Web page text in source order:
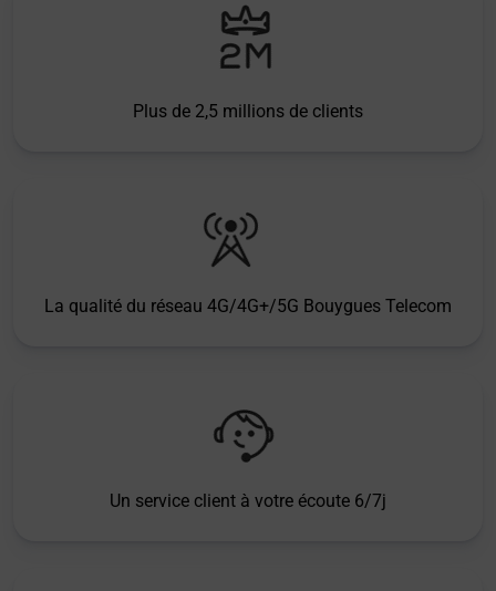
Plus de 2,5 millions de clients
La qualité du réseau 4G/4G+/5G Bouygues Telecom
Un service client à votre écoute 6/7j